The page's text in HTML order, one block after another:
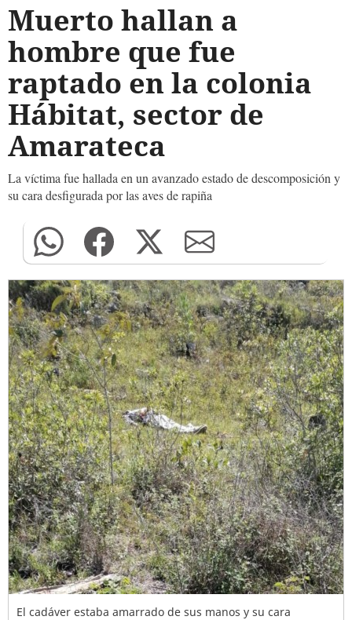
Muerto hallan a
hombre que fue
raptado en la colonia
Hábitat, sector de
Amarateca
La víctima fue hallada en un avanzado estado de descomposición y
su cara desfigurada por las aves de rapiña
El cadáver estaba amarrado de sus manos y su cara